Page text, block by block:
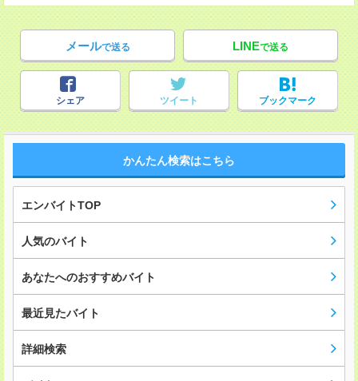
メールで送る LINEで送る
シェア ツイート ブックマーク
かんたん検索はこちら
エンバイトTOP
人気のバイト
あなたへのおすすめバイト
最近見たバイト
詳細検索